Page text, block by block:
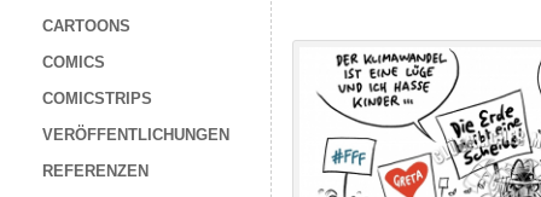
CARTOONS
COMICS
COMICSTRIPS
VERÖFFENTLICHUNGEN
REFERENZEN